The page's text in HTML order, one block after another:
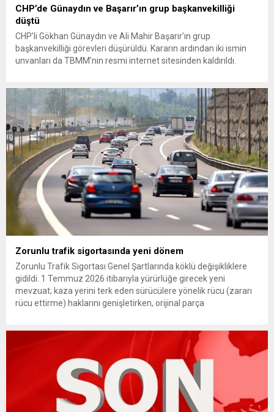
CHP’de Günaydın ve Başarır’ın grup başkanvekilliği
düştü
CHP’li Gökhan Günaydın ve Ali Mahir Başarır’ın grup
başkanvekilliği görevleri düşürüldü. Kararın ardından iki ismin
unvanları da TBMM’nin resmi internet sitesinden kaldırıldı.
çıkarma cezası uygulanmak üzere Yüksek Disiplin Kurulu’na
(YDK) sevk edilen ve partideki tüm görevlerinden...
Zorunlu trafik sigortasında yeni dönem
Zorunlu Trafik Sigortası Genel Şartlarında köklü değişikliklere
gidildi. 1 Temmuz 2026 itibarıyla yürürlüğe girecek yeni
mevzuat; kaza yerini terk eden sürücülere yönelik rücu (zararı
rücu ettirme) haklarını genişletirken, orijinal parça
getiriyor. Hazine Müsteşarlığına bağlı ilgili kurumlarca...